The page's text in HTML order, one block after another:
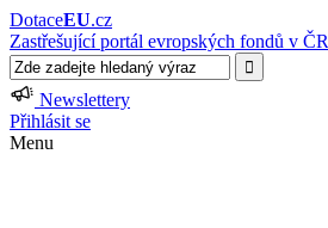
DotaceEU.cz
Zastřešující portál evropských fondů v ČR
Newslettery
Přihlásit se
Menu